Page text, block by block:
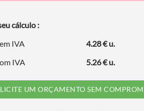
cálculo :
IVA
4.28 € u.
IVA 5.26 € u.
UM ORÇAMENTO SEM